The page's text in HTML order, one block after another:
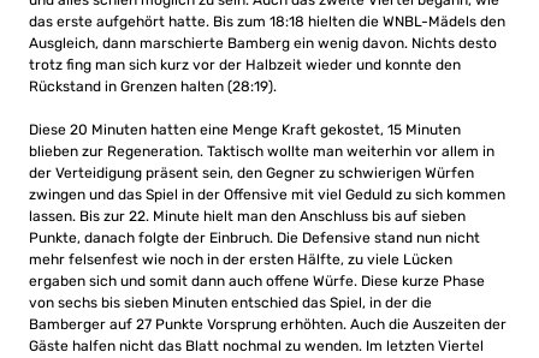
das erste aufgehört hatte. Bis zum 18:18 hielten die WNBL-Mädels den
Ausgleich, dann marschierte Bamberg ein wenig davon. Nichts desto
trotz fing man sich kurz vor der Halbzeit wieder und konnte den
Rückstand in Grenzen halten (28:19).
Diese 20 Minuten hatten eine Menge Kraft gekostet, 15 Minuten
blieben zur Regeneration. Taktisch wollte man weiterhin vor allem in
der Verteidigung präsent sein, den Gegner zu schwierigen Würfen
zwingen und das Spiel in der Offensive mit viel Geduld zu sich kommen
lassen. Bis zur 22. Minute hielt man den Anschluss bis auf sieben
Punkte, danach folgte der Einbruch. Die Defensive stand nun nicht
mehr felsenfest wie noch in der ersten Hälfte, zu viele Lücken
ergaben sich und somit dann auch offene Würfe. Diese kurze Phase
von sechs bis sieben Minuten entschied das Spiel, in der die
Bamberger auf 27 Punkte Vorsprung erhöhten. Auch die Auszeiten der
Gäste halfen nicht das Blatt nochmal zu wenden. Im letzten Viertel